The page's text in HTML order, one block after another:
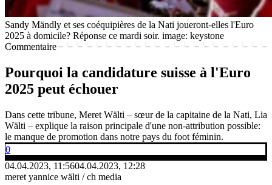
Sandy Mändly et ses coéquipières de la Nati joueront-elles l'Euro
2025 à domicile? Réponse ce mardi soir. image: keystone
Commentaire
Pourquoi la candidature suisse à l'Euro
2025 peut échouer
Dans cette tribune, Meret Wälti – sœur de la capitaine de la Nati, Lia
Wälti – explique la raison principale d'une non-attribution possible:
le manque de promotion dans notre pays du foot féminin.
0
04.04.2023, 11:5604.04.2023, 12:28
meret yannice wälti / ch media